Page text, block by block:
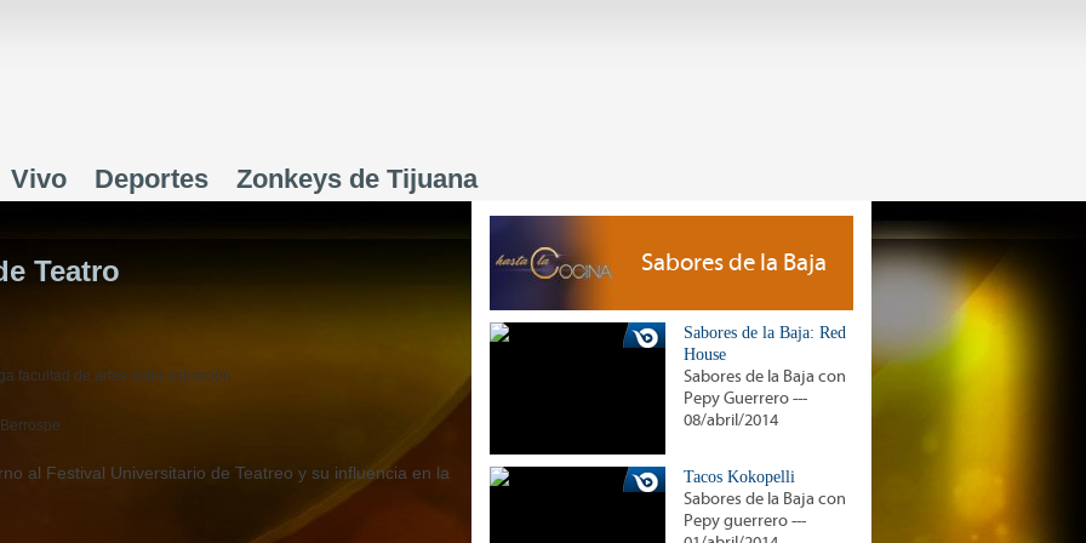
Vivo Deportes Zonkeys de Tijuana
Teatro
facultad de artes actor actuación
al Festival Universitario de Teatreo y su influencia en la
Sabores de la Baja
Sabores de la Baja: Red
House
Sabores de la Baja con
Pepy Guerrero ---
08/abril/2014
Tacos Kokopelli
Sabores de la Baja con
Pepy guerrero ---